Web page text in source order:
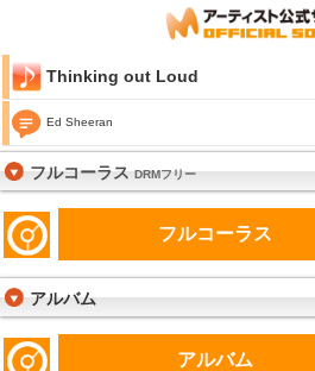
Thinking out Loud
Ed Sheeran
フルコーラスDRMフリー
フルコーラス
アルバム
アルバム